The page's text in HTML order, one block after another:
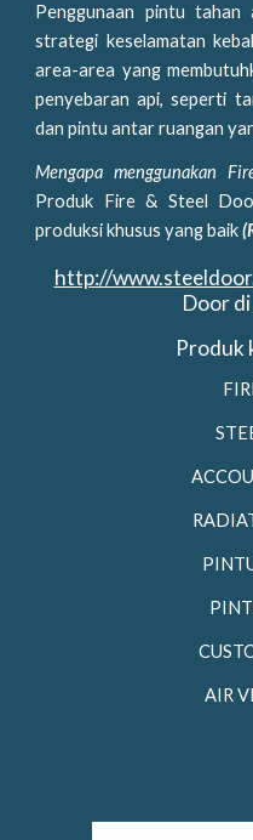
Penggunaan pintu
strategi keselamatan
area-area yang
penyebaran api, seperti
dan pintu antar ruangan
Mengapa menggunakan
Produk Fire & Steel
produksi khusus yang baik
http://
Door di
Produk
AIR